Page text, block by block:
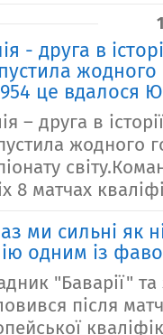
- ​​друга в
жодного
це вдалося
– друга в
жодного
8 матчах
ми сильні як
одним із
"Баварії" та
після